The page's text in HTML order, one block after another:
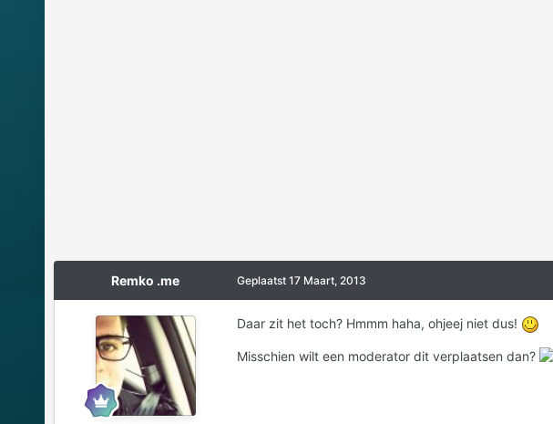
Remko .me Geplaatst 17 Maart, 2013
Daar zit het toch? Hmmm haha, ohjeej niet dus!
Misschien wilt een moderator dit verplaatsen dan?